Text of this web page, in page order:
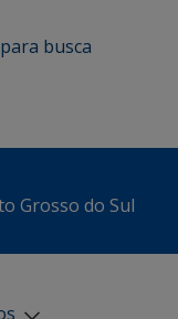
busca
Grosso do Sul